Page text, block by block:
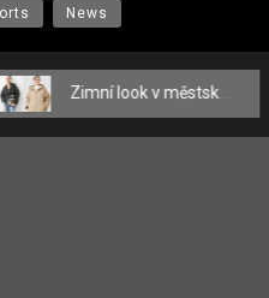
News
Zimní look v městském stylu: MEDICINE o tom, jak se oblékat módně a pohodlně?